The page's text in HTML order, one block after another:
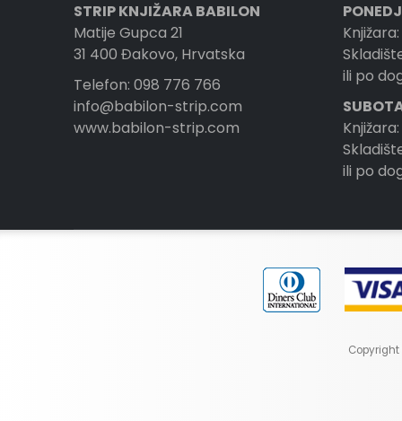
Enea Riboldi
Enrico Marini
Erasmo Dante Spada
Fabio Civitelli
1
2
STRIP KNJIŽARA BABILON
Matije Gupca 21
31 400 Đakovo, Hrvatska
Telefon: 098 776 766
info@babilon-strip.com
www.babilon-strip.com
ili po
Knjižara:
ili po
Copyright